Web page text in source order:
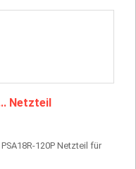
PSA18R-120P Netzteil für